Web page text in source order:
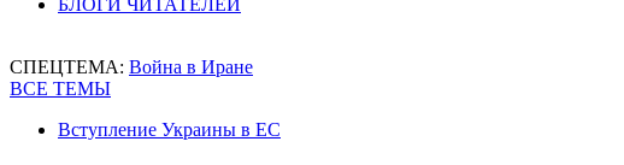
БЛОГИ ЧИТАТЕЛЕЙ
СПЕЦТЕМА: Война в Иране
ВСЕ ТЕМЫ
Вступление Украины в ЕС